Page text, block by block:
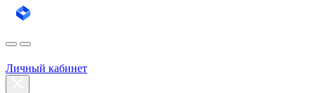
Личный кабинет